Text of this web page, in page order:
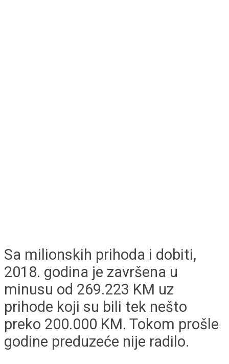
Sa milionskih prihoda i dobiti,
2018. godina je završena u
minusu od 269.223 KM uz
prihode koji su bili tek nešto
preko 200.000 KM. Tokom prošle
godine preduzeće nije radilo.